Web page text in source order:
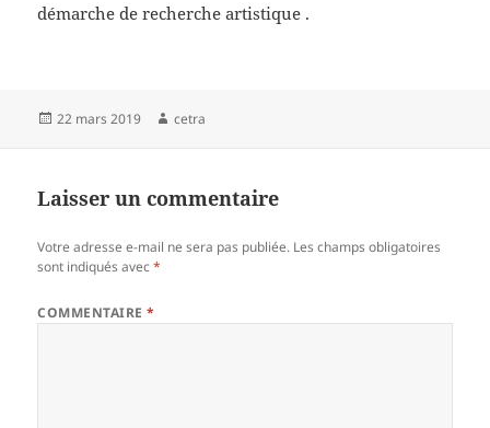
démarche de recherche artistique .
Publié
22 mars 2019 Auteur
cetra
Laisser un commentaire
Votre adresse e-mail ne sera pas publiée. Les champs obligatoires
sont indiqués avec*
COMMENTAIRE*